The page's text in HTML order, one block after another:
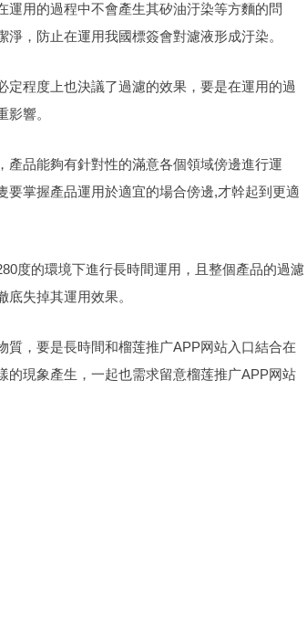
用的過程中不會產生其矽油汙染等方麵的問
，防止在運用我國標簽會對濾液形成汙染。
程度上也決議了過濾的效果，要是在運用的過
響。
品能夠有針對性的滿意各個領域傍邊進行運
掌握產品運用於適宜的場合傍邊,才幹起到更適
度的環境下進行長時間運用，且整個產品的過濾
失掉其運用效果。
，要是長時間和榴莲推广APP网站入口結合在
現象產生，一起也需求留意榴莲推广APP网站